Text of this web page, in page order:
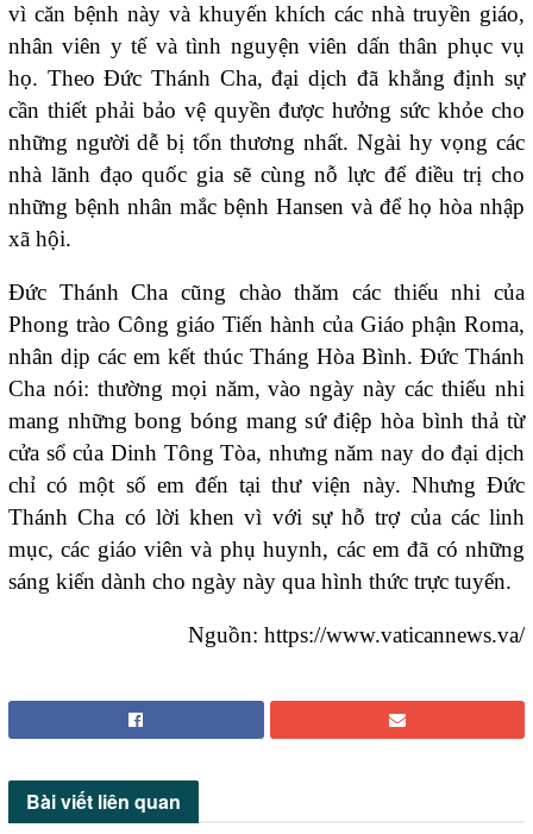
vì căn bệnh này và khuyến khích các nhà truyền giáo,
nhân viên y tế và tình nguyện viên dấn thân phục vụ
họ. Theo Đức Thánh Cha, đại dịch đã khẳng định sự
cần thiết phải bảo vệ quyền được hưởng sức khỏe cho
những người dễ bị tổn thương nhất. Ngài hy vọng các
nhà lãnh đạo quốc gia sẽ cùng nỗ lực để điều trị cho
những bệnh nhân mắc bệnh Hansen và để họ hòa nhập
xã hội.
Đức Thánh Cha cũng chào thăm các thiếu nhi của
Phong trào Công giáo Tiến hành của Giáo phận Roma,
nhân dịp các em kết thúc Tháng Hòa Bình. Đức Thánh
Cha nói: thường mọi năm, vào ngày này các thiếu nhi
mang những bong bóng mang sứ điệp hòa bình thả từ
cửa sổ của Dinh Tông Tòa, nhưng năm nay do đại dịch
chỉ có một số em đến tại thư viện này. Nhưng Đức
Thánh Cha có lời khen vì với sự hỗ trợ của các linh
mục, các giáo viên và phụ huynh, các em đã có những
sáng kiến dành cho ngày này qua hình thức trực tuyến.
Nguồn: https://www.vaticannews.va/
Bài viết liên quan